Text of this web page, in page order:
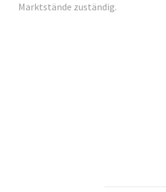
Marktstände zuständig.